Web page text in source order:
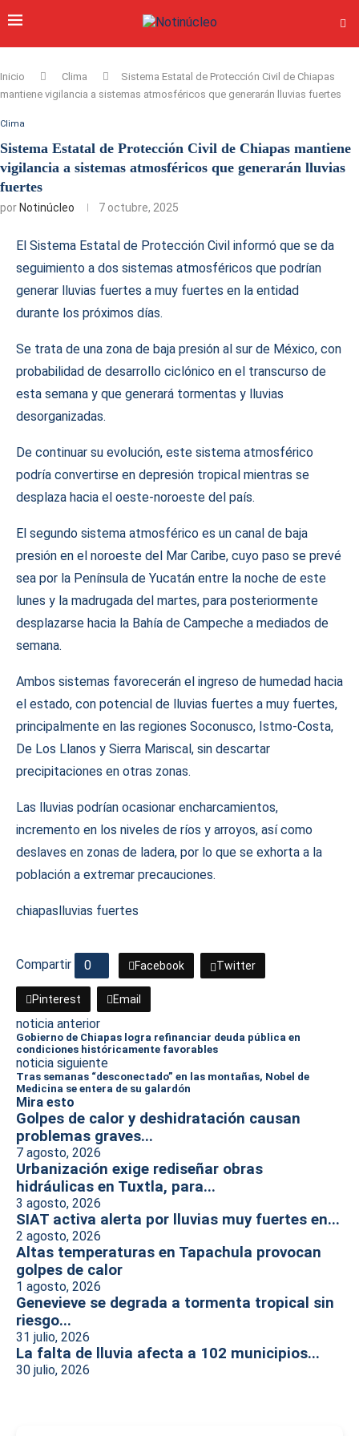
Inicio Clima
Sistema Estatal de Protección Civil de Chiapas
mantiene vigilancia a sistemas atmosféricos que generarán lluvias fuertes
Clima
Sistema Estatal de Protección Civil de Chiapas mantiene
vigilancia a sistemas atmosféricos que generarán lluvias
fuertes
por Notinúcleo 7 octubre, 2025
El Sistema Estatal de Protección Civil informó que se da
seguimiento a dos sistemas atmosféricos que podrían
generar lluvias fuertes a muy fuertes en la entidad
durante los próximos días.
Se trata de una zona de baja presión al sur de México, con
probabilidad de desarrollo ciclónico en el transcurso de
esta semana y que generará tormentas y lluvias
desorganizadas.
De continuar su evolución, este sistema atmosférico
podría convertirse en depresión tropical mientras se
desplaza hacia el oeste-noroeste del país.
El segundo sistema atmosférico es un canal de baja
presión en el noroeste del Mar Caribe, cuyo paso se prevé
sea por la Península de Yucatán entre la noche de este
lunes y la madrugada del martes, para posteriormente
desplazarse hacia la Bahía de Campeche a mediados de
semana.
Ambos sistemas favorecerán el ingreso de humedad hacia
el estado, con potencial de lluvias fuertes a muy fuertes,
principalmente en las regiones Soconusco, Istmo-Costa,
De Los Llanos y Sierra Mariscal, sin descartar
precipitaciones en otras zonas.
Las lluvias podrían ocasionar encharcamientos,
incremento en los niveles de ríos y arroyos, así como
deslaves en zonas de ladera, por lo que se exhorta a la
población a extremar precauciones.
chiapaslluvias fuertes
Compartir 0 Facebook Twitter
Pinterest Email
noticia anterior
Gobierno de Chiapas logra refinanciar deuda pública en
condiciones históricamente favorables
noticia siguiente
Tras semanas “desconectado” en las montañas, Nobel de
Medicina se entera de su galardón
Mira esto
Golpes de calor y deshidratación causan
problemas graves...
7 agosto, 2026
Urbanización exige rediseñar obras
hidráulicas en Tuxtla, para...
3 agosto, 2026
SIAT activa alerta por lluvias muy fuertes en...
2 agosto, 2026
Altas temperaturas en Tapachula provocan
golpes de calor
1 agosto, 2026
Genevieve se degrada a tormenta tropical sin
riesgo...
31 julio, 2026
La falta de lluvia afecta a 102 municipios...
30 julio, 2026